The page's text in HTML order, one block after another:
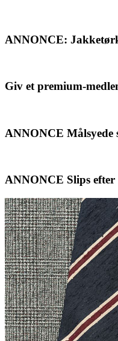
ANNONCE:
Giv et premium-
ANNONCE Målsyede
ANNONCE Slips efter